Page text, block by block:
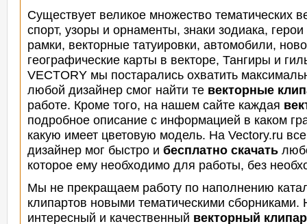
Существует великое множество тематических
спорт, узоры и орнаменты, знаки зодиака,
рамки, векторные татуировки, автомобили,
географические карты в векторе, Тангиры и
VECTORY мы постарались охватить
любой дизайнер смог найти те векторные
работе. Кроме того, на нашем сайте каждая
подробное описание с информацией в каком
какую имеет цветовую модель. На Vectory.ru
дизайнер мог быстро и бесплатно скачать
которое ему необходимо для работы, без
Мы не прекращаем работу по наполнению
клипартов новыми тематическими
интересный и качественный векторный